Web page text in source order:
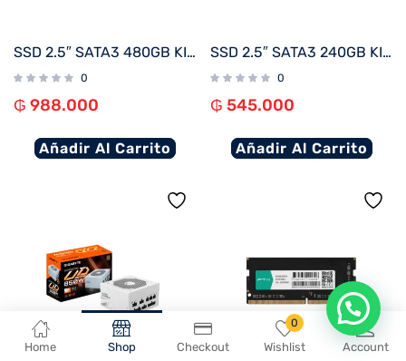
Home Shop Checkout
0
Wishlist Account
SSD 2.5″ SATA3 480GB KINGSTON SA400S37/480G
0
₲ 988.000
Añadir Al Carrito
SSD 2.5″ SATA3 240GB KINGSTON SA400S37/240G
0
₲ 545.000
Añadir Al Carrito